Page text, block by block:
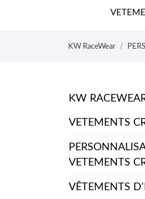
KW RaceWear
KW
VETEMENTS
VETEMENTS
VÊTEMENTS